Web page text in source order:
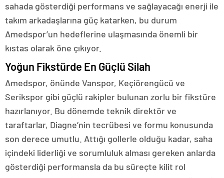
sahada gösterdiği performans ve sağlayacağı enerji ile
takım arkadaşlarına güç katarken, bu durum
Amedspor’un hedeflerine ulaşmasında önemli bir
kıstas olarak öne çıkıyor.
Yoğun Fikstürde En Güçlü Silah
Amedspor, önünde Vanspor, Keçiörengücü ve
Serikspor gibi güçlü rakipler bulunan zorlu bir fikstüre
hazırlanıyor. Bu dönemde teknik direktör ve
taraftarlar, Diagne’nin tecrübesi ve formu konusunda
son derece umutlu. Attığı gollerle olduğu kadar, saha
içindeki liderliği ve sorumluluk alması gereken anlarda
gösterdiği performansla da bu süreçte kilit rol